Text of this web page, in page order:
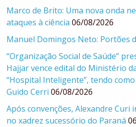
Marco de Brito: Uma nova onda
ataques à ciência 06/08/2026
Manuel Domingos Neto: Portões
“Organização Social de Saúde”
Hajjar vence edital do Ministério
“Hospital Inteligente”, tendo
Guido Cerri 06/08/2026
Após convenções, Alexandre Curi
no xadrez sucessório do Paraná